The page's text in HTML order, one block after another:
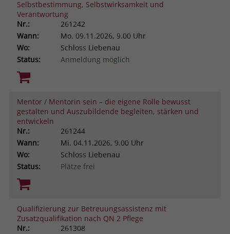
Selbstbestimmung, Selbstwirksamkeit und
Verantwortung
Nr.:
261242
Wann:
Mo. 09.11.2026, 9.00 Uhr
Wo:
Schloss Liebenau
Status:
Anmeldung möglich
Mentor / Mentorin sein – die eigene Rolle bewusst
gestalten und Auszubildende begleiten, stärken und
entwickeln
Nr.:
261244
Wann:
Mi. 04.11.2026, 9.00 Uhr
Wo:
Schloss Liebenau
Status:
Plätze frei
Qualifizierung zur Betreuungsassistenz mit
Zusatzqualifikation nach QN 2 Pflege
Nr.:
261308